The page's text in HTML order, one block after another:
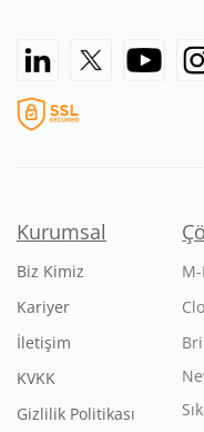
Kurumsal
Biz Kimiz
Kariyer
İletişim
KVKK
Gizlilik Politikası